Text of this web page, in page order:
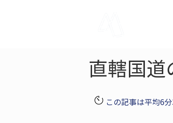
直轄国
この記事は平均6